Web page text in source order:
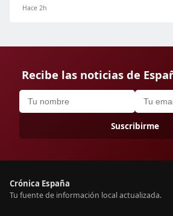
Hace 2h
Recibe las noticias de
Suscribirme
Crónica España
Tu fuente de información local actualizada.